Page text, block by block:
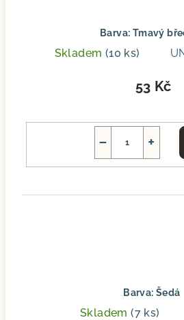
Barva: Tmavý
Skladem (10 ks)
53 Kč
+
−
Barva: Šedá
Skladem(7 ks)